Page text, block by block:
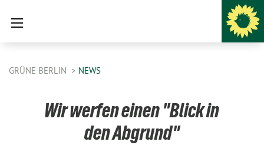
GRÜNE BERLIN NEWS
Wir werfen einen "Blick in
den Abgrund"